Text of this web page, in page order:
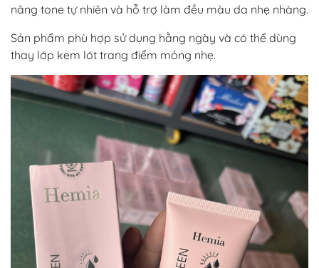
nâng tone tự nhiên và hỗ trợ làm đều màu da nhẹ nhàng.
Sản phẩm phù hợp sử dụng hằng ngày và có thể dùng
thay lớp kem lót trang điểm mỏng nhẹ.